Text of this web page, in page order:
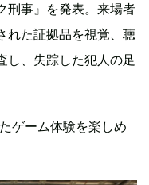
刑事』を発表。来場者
れた証拠品を視覚、聴
し、失踪した犯人の足
ゲーム体験を楽しめ